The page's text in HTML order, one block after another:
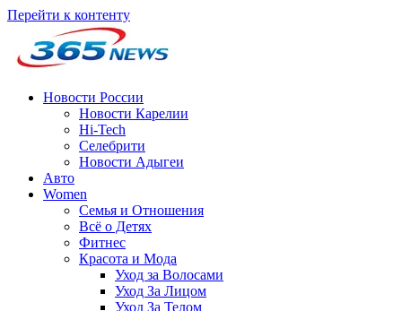
Перейти к контенту
Новости России
Новости Карелии
Hi-Tech
Селебрити
Новости Адыгеи
Авто
Women
Семья и Отношения
Всё о Детях
Фитнес
Красота и Мода
Уход за Волосами
Уход За Лицом
Уход За Телом